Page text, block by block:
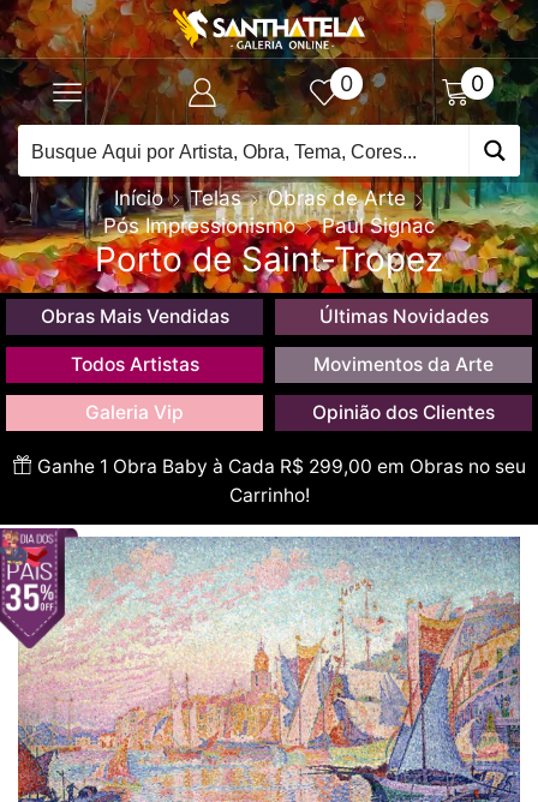
0 0
Início Telas
Obras de Arte
Pós Impressionismo
Paul Signac
Porto de Saint-Tropez
Obras Mais Vendidas Últimas Novidades
Todos Artistas Movimentos da Arte
Galeria Vip Opinião dos Clientes
Ganhe 1 Obra Baby à Cada R$ 299,00 em Obras no seu
Carrinho!